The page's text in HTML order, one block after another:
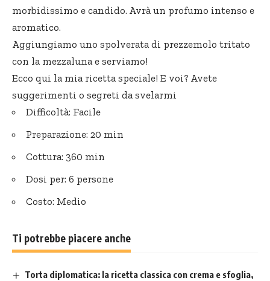
morbidissimo e candido. Avrà un profumo intenso e
aromatico.
Aggiungiamo uno spolverata di prezzemolo tritato
con la mezzaluna e serviamo!
Ecco qui la mia ricetta speciale! E voi? Avete
suggerimenti o segreti da svelarmi
Difficoltà: Facile
Preparazione: 20 min
Cottura: 360 min
Dosi per: 6 persone
Costo: Medio
Ti potrebbe piacere anche
Torta diplomatica: la ricetta classica con crema e sfoglia,